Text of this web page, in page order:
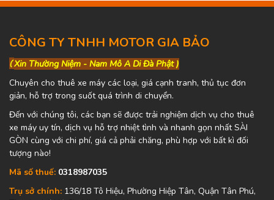
CÔNG TY TNHH MOTOR GIA BẢO
(Xin Thường Niệm - Nam Mô A Di Đà Phật )
Chuyên cho thuê xe máy các loại, giá cạnh tranh, thủ tục đơn
giản, hỗ trợ trong suốt quá trình di chuyển.
Đến với chúng tôi, các bạn sẽ được trải nghiệm dịch vụ cho thuê
xe máy uy tín, dịch vụ hỗ trợ nhiệt tình và nhanh gọn nhất SÀI
GÒN cùng với chi phí, giá cả phải chăng, phù hợp với bất kì đối
tượng nào!
Mã số thuế: 0318987035
Trụ sở chính: 136/18 Tô Hiệu, Phường Hiệp Tân, Quận Tân Phú,